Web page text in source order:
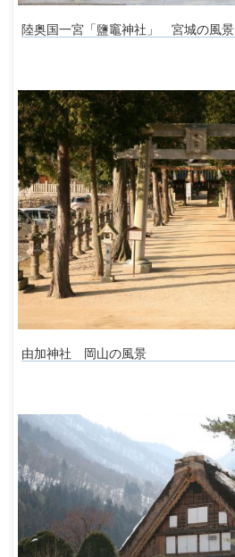
陸奥国一宮「鹽竈神社」 宮城の風景
由加神社 岡山の風景